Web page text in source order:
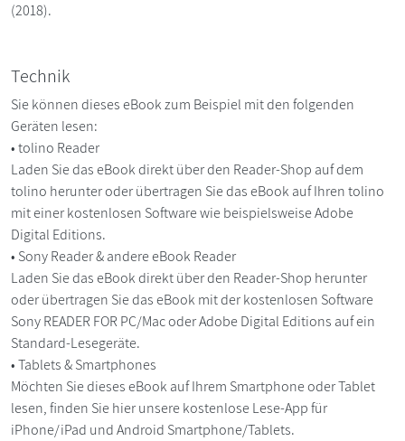
(2018).
Technik
Sie können dieses eBook zum Beispiel mit den folgenden
Geräten lesen:
• tolino Reader
Laden Sie das eBook direkt über den Reader-Shop auf dem
tolino herunter oder übertragen Sie das eBook auf Ihren tolino
mit einer kostenlosen Software wie beispielsweise Adobe
Digital Editions.
• Sony Reader & andere eBook Reader
Laden Sie das eBook direkt über den Reader-Shop herunter
oder übertragen Sie das eBook mit der kostenlosen Software
Sony READER FOR PC/Mac oder Adobe Digital Editions auf ein
Standard-Lesegeräte.
• Tablets & Smartphones
Möchten Sie dieses eBook auf Ihrem Smartphone oder Tablet
lesen, finden Sie hier unsere kostenlose Lese-App für
iPhone/iPad und Android Smartphone/Tablets.